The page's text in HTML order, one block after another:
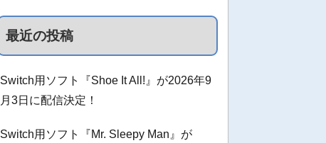
最近の投稿
Switch用ソフト『Shoe It All!』が2026年9
月3日に配信決定！
Switch用ソフト『Mr. Sleepy Man』が